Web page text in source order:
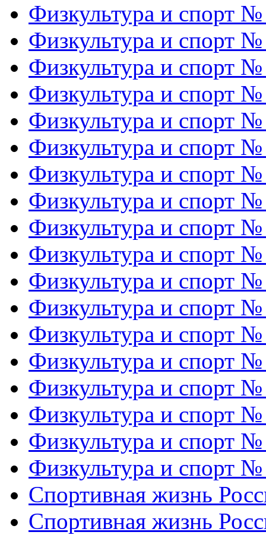
Физкультура и спорт
Физкультура и спорт
Физкультура и спорт
Физкультура и спорт
Физкультура и спорт
Физкультура и спорт
Физкультура и спорт
Физкультура и спорт
Физкультура и спорт
Физкультура и спорт
Физкультура и спорт
Физкультура и спорт
Физкультура и спорт
Физкультура и спорт
Физкультура и спорт
Физкультура и спорт
Физкультура и спорт
Физкультура и спорт
Спортивная жизнь
Спортивная жизнь